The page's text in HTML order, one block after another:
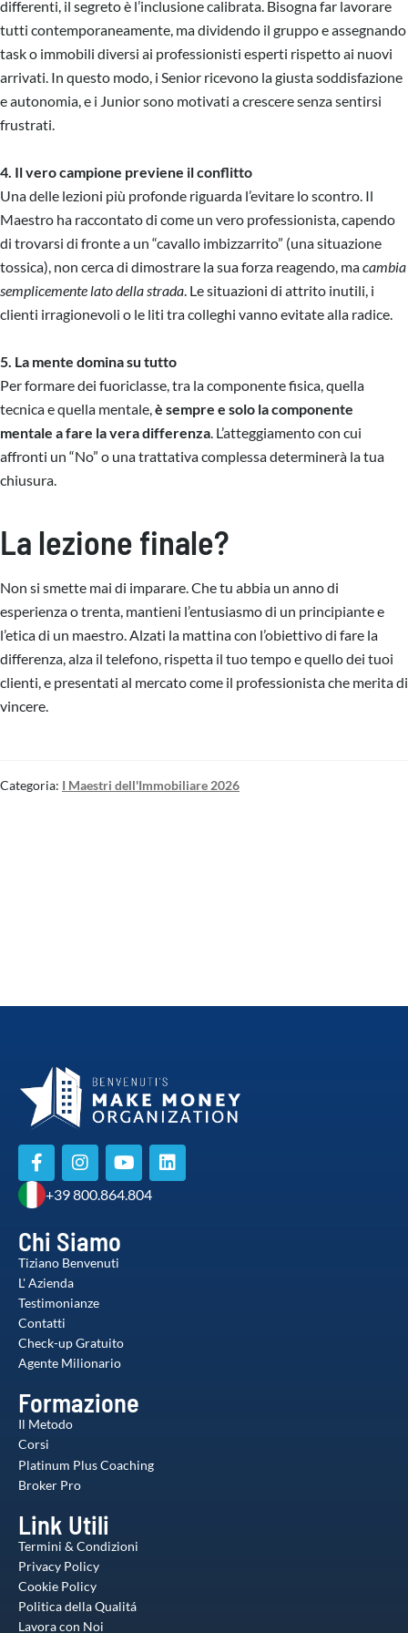
differenti, il segreto è l’inclusione calibrata. Bisogna far lavorare
tutti contemporaneamente, ma dividendo il gruppo e assegnando
task o immobili diversi ai professionisti esperti rispetto ai nuovi
arrivati. In questo modo, i Senior ricevono la giusta soddisfazione
e autonomia, e i Junior sono motivati a crescere senza sentirsi
frustrati.
4. Il vero campione previene il conflitto
Una delle lezioni più profonde riguarda l’evitare lo scontro. Il
Maestro ha raccontato di come un vero professionista, capendo
di trovarsi di fronte a un “cavallo imbizzarrito” (una situazione
tossica), non cerca di dimostrare la sua forza reagendo, macambia
semplicemente lato della strada. Le situazioni di attrito inutili, i
clienti irragionevoli o le liti tra colleghi vanno evitate alla radice.
5. La mente domina su tutto
Per formare dei fuoriclasse, tra la componente fisica, quella
tecnica e quella mentale,è sempre e solo la componente
mentale a fare la vera differenza. L’atteggiamento con cui
affronti un “No” o una trattativa complessa determinerà la tua
chiusura.
La lezione finale?
Non si smette mai di imparare. Che tu abbia un anno di
esperienza o trenta, mantieni l’entusiasmo di un principiante e
l’etica di un maestro. Alzati la mattina con l’obiettivo di fare la
differenza, alza il telefono, rispetta il tuo tempo e quello dei tuoi
clienti, e presentati al mercato come il professionista che merita di
vincere.
Categoria: I Maestri dell'Immobiliare 2026
+39 800.864.804
Chi Siamo
Tiziano Benvenuti
L' Azienda
Testimonianze
Contatti
Check-up Gratuito
Agente Milionario
Formazione
Il Metodo
Corsi
Platinum Plus Coaching
Broker Pro
Link Utili
Termini & Condizioni
Privacy Policy
Cookie Policy
Politica della Qualitá
Lavora con Noi